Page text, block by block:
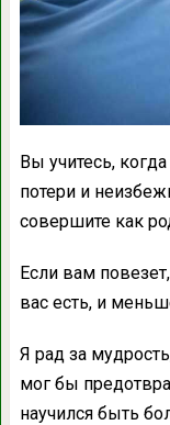
Вы учитесь,
потери и
совершите как
Если вам
вас есть, и
Я рад за
мог бы
научился быть